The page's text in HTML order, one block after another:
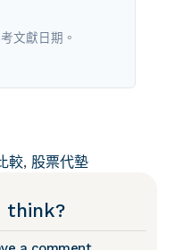
文獻日期。
較, 股票代墊
think?